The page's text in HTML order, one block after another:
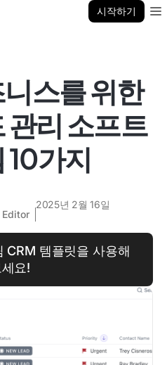
시작하기
스를 위한
관리 소프트
10가지
Editor
2025년 2월 16일
CRM 템플릿을 사용해
세요!